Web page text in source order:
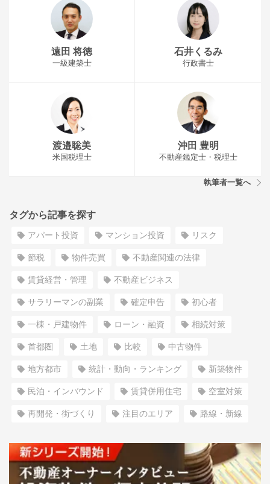
遠田 将徳
一級建築士
石井くるみ
行政書士
渡邉聡美
米国税理士
沖田 豊明
不動産鑑定士・税理士
執筆者一覧へ
タグから記事を探す
アパート投資 マンション投資 リスク
節税 物件売買 不動産関連の法律
賃貸経営・管理 不動産ビジネス
サラリーマンの副業 確定申告 初心者
一棟・戸建物件 ローン・融資 相続対策
首都圏 土地 比較 中古物件
地方都市 統計・動向・ランキング 新築物件
民泊・インバウンド 賃貸併用住宅 空室対策
再開発・街づくり 注目のエリア 路線・新線